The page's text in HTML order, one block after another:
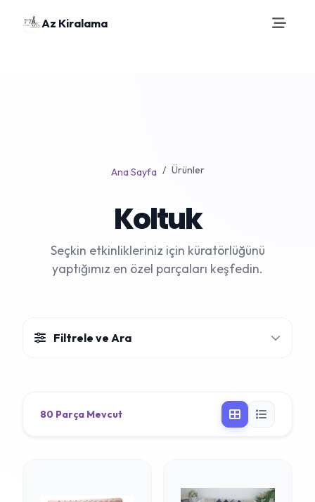
Az Kiralama
Ana Sayfa Ürünler
Koltuk
Seçkin etkinlikleriniz için küratörlüğünü
yaptığımız en özel parçaları keşfedin.
Filtrele ve Ara
80 Parça Mevcut